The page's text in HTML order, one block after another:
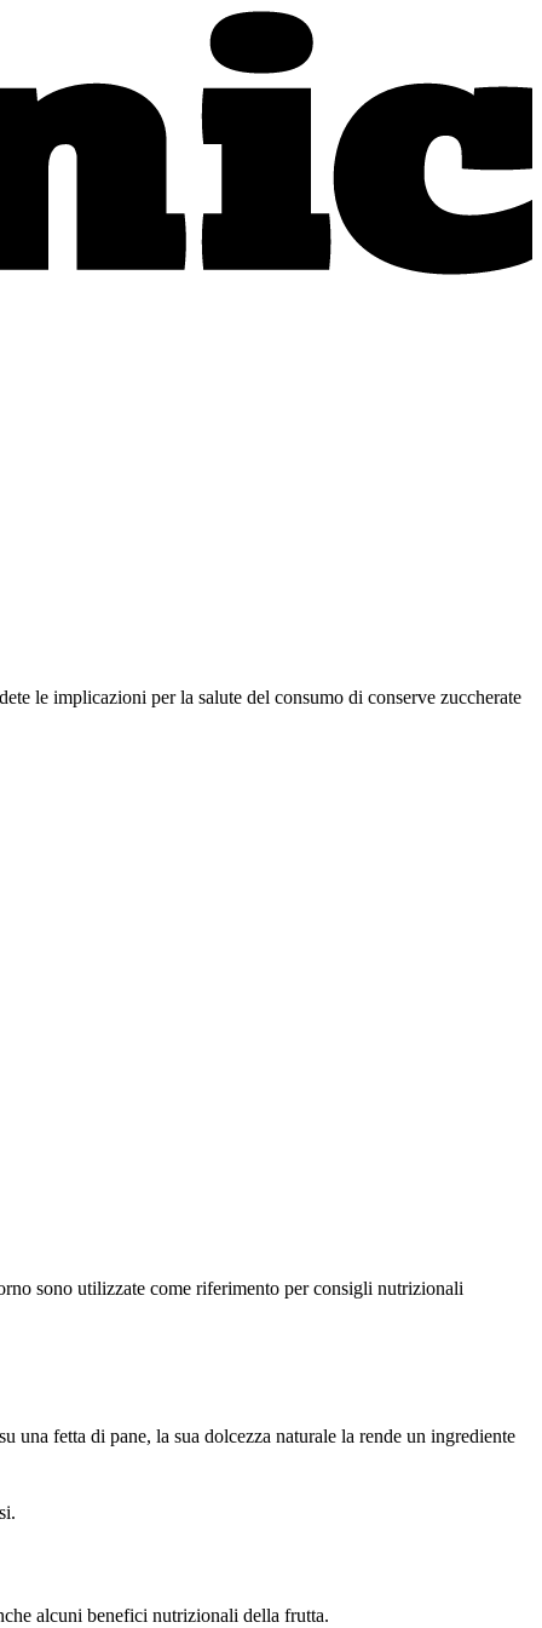
le implicazioni per la salute del consumo di conserve zuccherate
sono utilizzate come riferimento per consigli nutrizionali
una fetta di pane, la sua dolcezza naturale la rende un ingrediente
alcuni benefici nutrizionali della frutta.